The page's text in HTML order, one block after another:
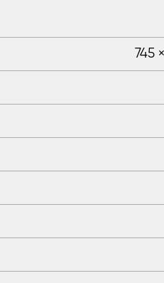
745